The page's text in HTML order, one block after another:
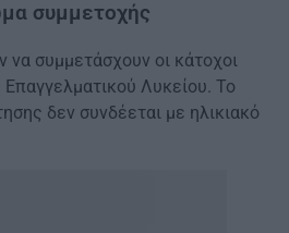
συμμετοχής
να συμμετάσχουν οι κάτοχοι
Λυκείου. Το
δεν συνδέεται με ηλικιακό